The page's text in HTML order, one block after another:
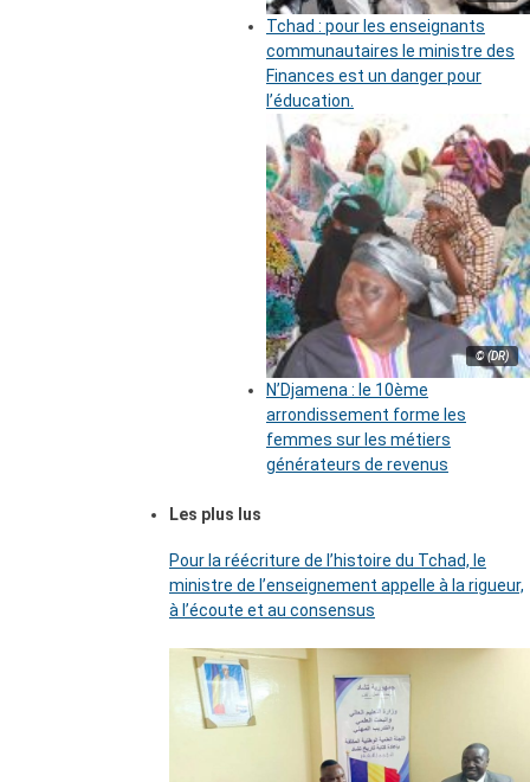
Tchad : pour les enseignants
communautaires le ministre des
Finances est un danger pour
l’éducation.
© (DR)
N’Djamena : le 10ème
arrondissement forme les
femmes sur les métiers
générateurs de revenus
Les plus lus
Pour la réécriture de l’histoire du Tchad, le
ministre de l’enseignement appelle à la rigueur,
à l’écoute et au consensus